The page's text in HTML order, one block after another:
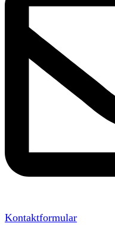
Kontaktformular